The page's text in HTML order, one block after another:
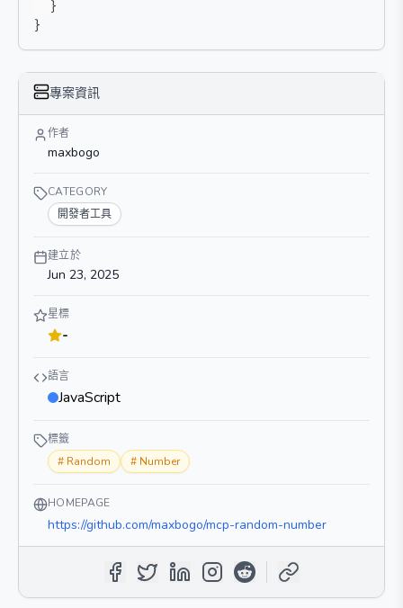
}
}
專案資訊
作者
maxbogo
CATEGORY
開發者工具
建立於
Jun 23, 2025
星標
-
語言
JavaScript
標籤
# Random # Number
HOMEPAGE
https://github.com/maxbogo/mcp-random-number